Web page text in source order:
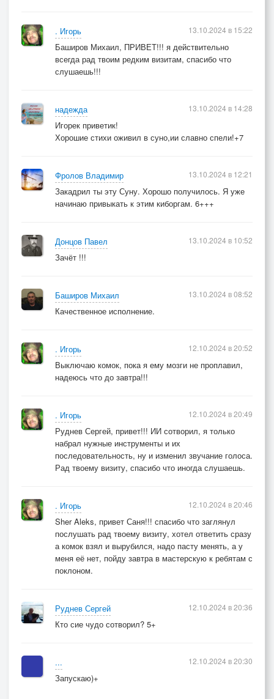
. Игорь
Баширов Михаил, ПРИВЕТ!!! я действительно
всегда рад твоим редким визитам, спасибо что
слушаешь!!!
13.10.2024 в 15:22
надежда
Игорек приветик!
Хорошие стихи оживил в суно,ии славно спели!+7
13.10.2024 в 14:28
Фролов Владимир
Закадрил ты эту Суну. Хорошо получилось. Я уже
начинаю привыкать к этим киборгам. 6+++
13.10.2024 в 12:21
Донцов Павел
Зачёт !!!
13.10.2024 в 10:52
Баширов Михаил
Качественное исполнение.
13.10.2024 в 08:52
. Игорь
Выключаю комок, пока я ему мозги не проплавил,
надеюсь что до завтра!!!
12.10.2024 в 20:52
. Игорь
Руднев Сергей, привет!!! ИИ сотворил, я только
набрал нужные инструменты и их
последовательность, ну и изменил звучание голоса.
Рад твоему визиту, спасибо что иногда слушаешь.
12.10.2024 в 20:49
. Игорь
Sher Aleks, привет Саня!!! спасибо что заглянул
послушать рад твоему визиту, хотел ответить сразу
а комок взял и вырубился, надо пасту менять, а у
меня её нет, пойду завтра в мастерскую к ребятам с
поклоном.
12.10.2024 в 20:46
Руднев Сергей
Кто сие чудо сотворил? 5+
12.10.2024 в 20:36
...
Запускаю)+
12.10.2024 в 20:30